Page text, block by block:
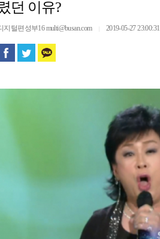
던 이유?
지털편성부16 multi@busan.com 2019-05-27 23:00:31